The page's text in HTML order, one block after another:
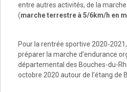
entre autres activités, de la marche
(marche terrestre à 5/6km/h en
Pour la rentrée sportive 2020-
préparer la marche d’endurance
départemental des Bouches-du-
octobre 2020 autour de l’étang de